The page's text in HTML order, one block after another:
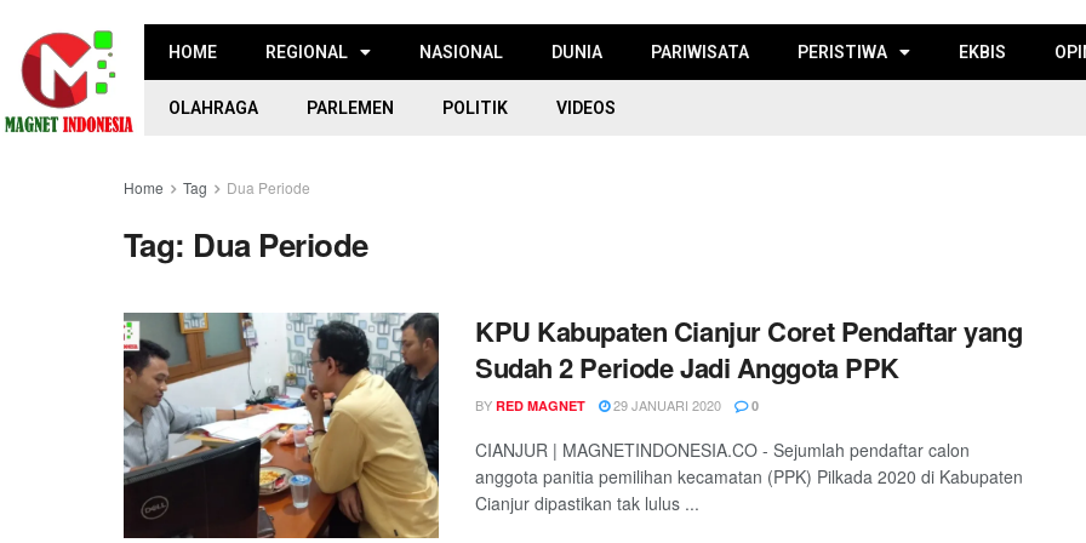
HOME REGIONAL NASIONAL DUNIA PARIWISATA PERISTIWA EKBIS
OLAHRAGA PARLEMEN POLITIK VIDEOS
Home Tag Dua Periode
Tag: Dua Periode
KPU Kabupaten Cianjur Coret Pendaftar yang
Sudah 2 Periode Jadi Anggota PPK
BY RED MAGNET 29 JANUARI 2020 0
CIANJUR | MAGNETINDONESIA.CO - Sejumlah pendaftar calon
anggota panitia pemilihan kecamatan (PPK) Pilkada 2020 di Kabupaten
Cianjur dipastikan tak lulus ...